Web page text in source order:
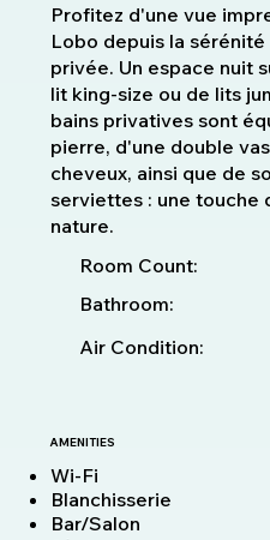
Profitez d'une vue
Lobo depuis la
privée. Un espace nuit
lit king-size ou de lits
bains privatives sont
pierre, d'une double
cheveux, ainsi que de
serviettes : une touche
nature.
Room Count:
Bathroom:
Air Condition:
AMENITIES
Wi-Fi
Blanchisserie
Bar/Salon